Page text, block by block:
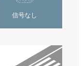
信号なし